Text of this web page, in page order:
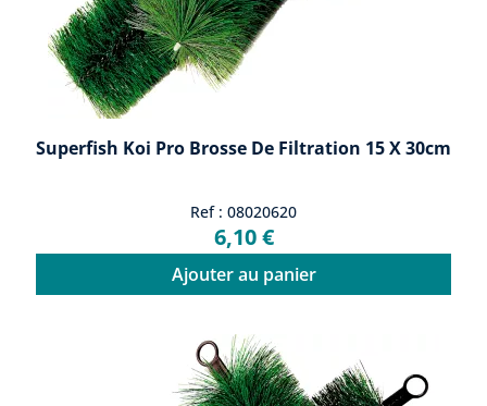
Superfish Koi Pro Brosse De Filtration 15 X 30cm
Ref : 08020620
6,10 €
Ajouter au panier